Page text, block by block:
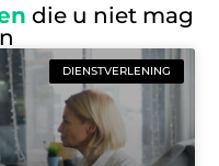
die u niet mag
DIENSTVERLENING